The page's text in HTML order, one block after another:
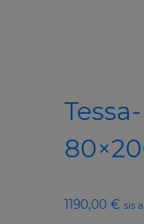
1190,00€ sis